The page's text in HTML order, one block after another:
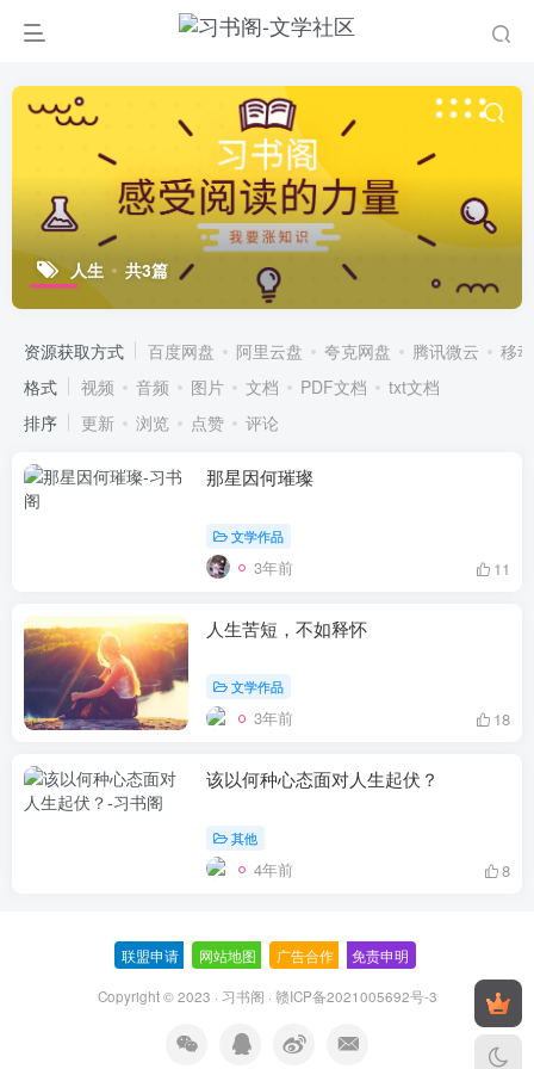
人生 共3篇
资源获取方式 百度网盘 阿里云盘 夸克网盘 腾讯微云
移
格式
视频 音频 图片 文档 PDF文档
txt文档
排序
更新 浏览 点赞 评论
那星因何璀璨
文学作品
3年前 11
人生苦短，不如释怀
文学作品
3年前 18
该以何种心态面对人生起伏？
其他
4年前 8
联盟申请 网站地图 广告合作 免责申明
Copyright © 2023 · 习书阁 · 赣ICP备2021005692号-3